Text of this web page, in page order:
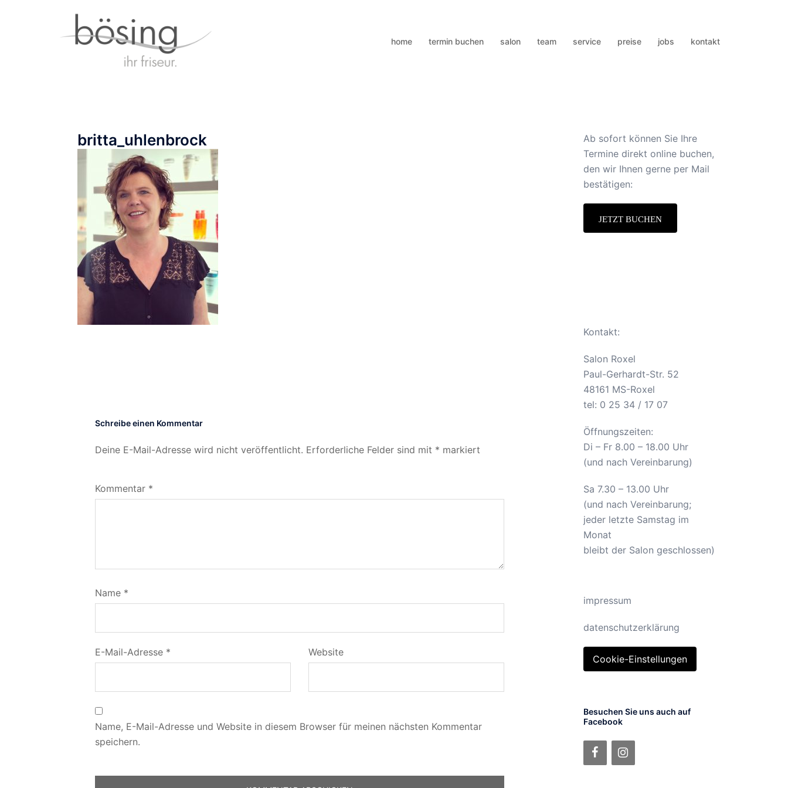
home termin buchen salon team service preise jobs kontakt
britta_uhlenbrock
Schreibe einen Kommentar
Deine E-Mail-Adresse wird nicht veröffentlicht. Erforderliche Felder sind mit * markiert
Kommentar *
Name *
E-Mail-Adresse * Website
Name, E-Mail-Adresse und Website in diesem Browser für meinen nächsten Kommentar
speichern.
Ab sofort können Sie Ihre
Termine direkt online buchen,
den wir Ihnen gerne per Mail
bestätigen:
JETZT BUCHEN
Kontakt:
Salon Roxel
Paul-Gerhardt-Str. 52
48161 MS-Roxel
tel: 0 25 34 / 17 07
Öffnungszeiten:
Di – Fr 8.00 – 18.00 Uhr
(und nach Vereinbarung)
Sa 7.30 – 13.00 Uhr
(und nach Vereinbarung;
jeder letzte Samstag im
Monat
bleibt der Salon geschlossen)
impressum
datenschutzerklärung
Cookie-Einstellungen
Besuchen Sie uns auch auf
Facebook